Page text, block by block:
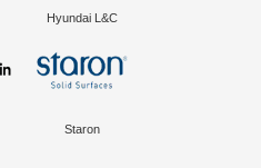
Hyundai L&C
Staron